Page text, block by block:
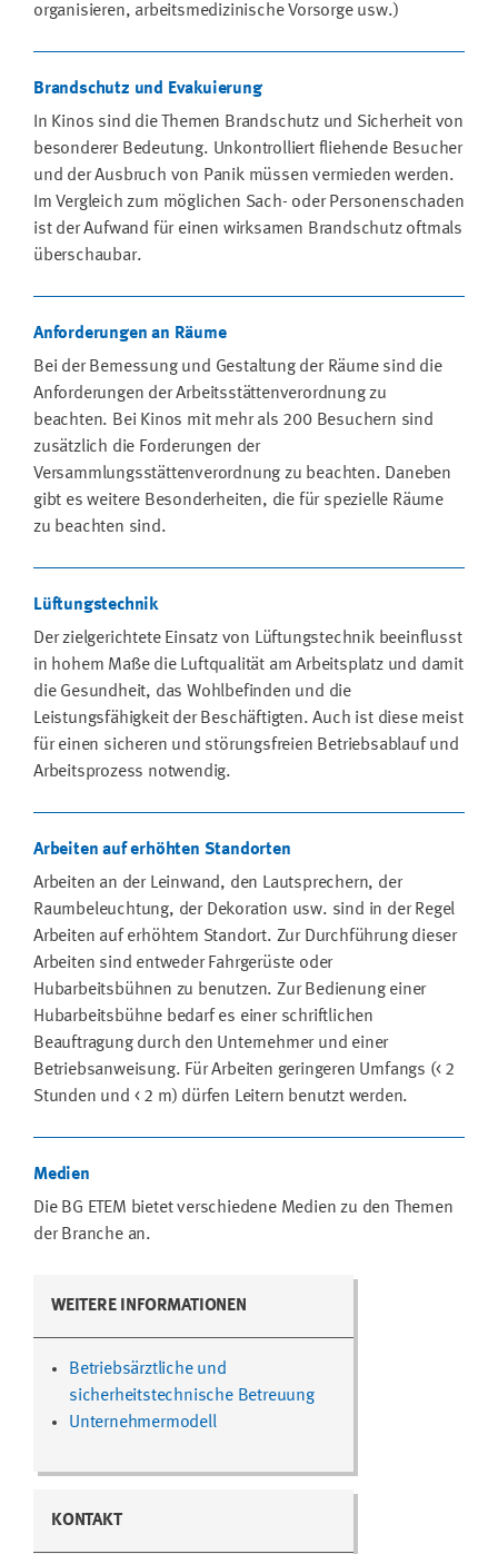
organisieren, arbeitsmedizinische Vorsorge usw.)
Brandschutz und Evakuierung
In Kinos sind die Themen Brandschutz und Sicherheit von
besonderer Bedeutung. Unkontrolliert fliehende Besucher
und der Ausbruch von Panik müssen vermieden werden.
Im Vergleich zum möglichen Sach- oder Personenschaden
ist der Aufwand für einen wirksamen Brandschutz oftmals
überschaubar.
Anforderungen an Räume
Bei der Bemessung und Gestaltung der Räume sind die
Anforderungen der Arbeitsstättenverordnung zu
beachten. Bei Kinos mit mehr als 200 Besuchern sind
zusätzlich die Forderungen der
Versammlungsstättenverordnung zu beachten. Daneben
gibt es weitere Besonderheiten, die für spezielle Räume
zu beachten sind.
Lüftungstechnik
Der zielgerichtete Einsatz von Lüftungstechnik beeinflusst
in hohem Maße die Luftqualität am Arbeitsplatz und damit
die Gesundheit, das Wohlbefinden und die
Leistungsfähigkeit der Beschäftigten. Auch ist diese meist
für einen sicheren und störungsfreien Betriebsablauf und
Arbeitsprozess notwendig.
Arbeiten auf erhöhten Standorten
Arbeiten an der Leinwand, den Lautsprechern, der
Raumbeleuchtung, der Dekoration usw. sind in der Regel
Arbeiten auf erhöhtem Standort. Zur Durchführung dieser
Arbeiten sind entweder Fahrgerüste oder
Hubarbeitsbühnen zu benutzen. Zur Bedienung einer
Hubarbeitsbühne bedarf es einer schriftlichen
Beauftragung durch den Unternehmer und einer
Betriebsanweisung. Für Arbeiten geringeren Umfangs (< 2
Stunden und < 2 m) dürfen Leitern benutzt werden.
Medien
Die BG ETEM bietet verschiedene Medien zu den Themen
der Branche an.
WEITERE INFORMATIONEN
Betriebsärztliche und
sicherheitstechnische Betreuung
Unternehmermodell
KONTAKT